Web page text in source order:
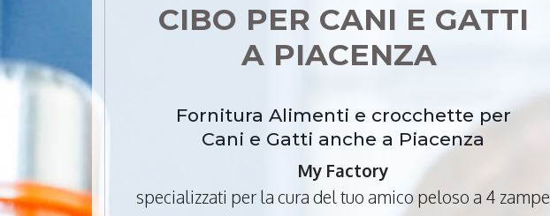
CIBO PER CANI E GATTI
A PIACENZA
Fornitura Alimenti e crocchette per
Cani e Gatti anche a Piacenza
My Factory
specializzati per la cura del tuo amico peloso a 4 zampe